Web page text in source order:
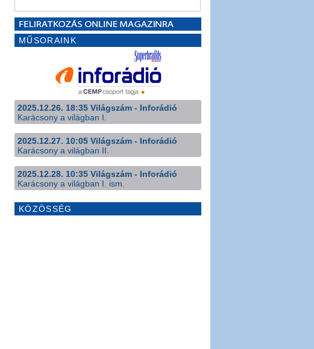
MŰSORAINK
2025.12.26. 18:35 Világszám - Inforádió
Karácsony a világban I.
2025.12.27. 10:05 Világszám - Inforádió
Karácsony a világban II.
2025.12.28. 10:35 Világszám - Inforádió
Karácsony a világban I. ism.
KÖZÖSSÉG